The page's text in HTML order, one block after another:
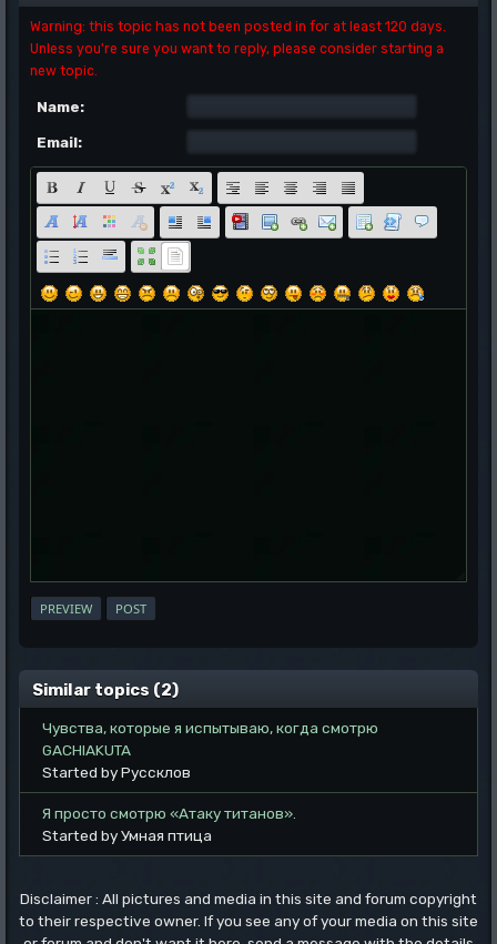
Warning: this topic has not been posted in for at least 120 days.
Unless you're sure you want to reply, please consider starting a
new topic.
Name:
Email:
Similar topics (2)
Чувства, которые я испытываю, когда смотрю
GACHIAKUTA
Started by Руссклов
Я просто смотрю «Атаку титанов».
Started by Умная птица
Disclaimer : All pictures and media in this site and forum copyright
to their respective owner. If you see any of your media on this site